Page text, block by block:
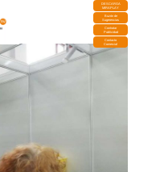
DESCARGA
MIRAPLAY
Buzón de
Sugerencias
Contratar
Publicidad
Contacto
Comercial